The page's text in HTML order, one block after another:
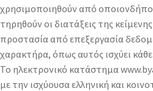
χρησιμοποιηθούν από
τηρηθούν οι διατάξεις της
προστασία από επεξεργασία
χαρακτήρα, όπως αυτός ισχύει
Το ηλεκτρονικό κατάστημα
με την ισχύουσα ελληνική και